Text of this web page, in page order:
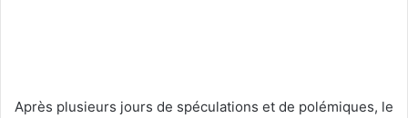
Après plusieurs jours de spéculations et de polémiques, le